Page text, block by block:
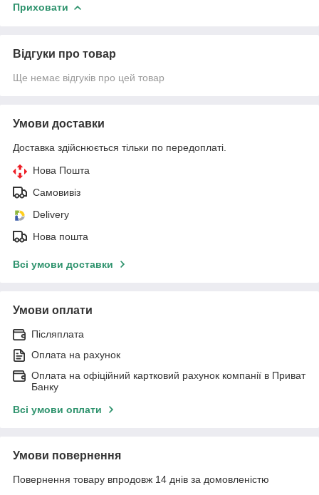
Приховати
Відгуки про товар
Ще немає відгуків про цей товар
Умови доставки
Доставка здійснюється тільки по передоплаті.
Нова Пошта
Самовивіз
Delivery
Нова пошта
Всі умови доставки
Умови оплати
Післяплата
Оплата на рахунок
Оплата на офіційний картковий рахунок компанії в Приват
Банку
Всі умови оплати
Умови повернення
Повернення товару впродовж 14 днів за домовленістю